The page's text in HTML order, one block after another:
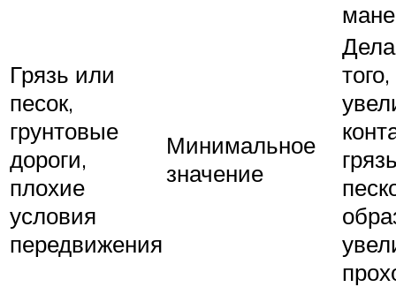
Грязь или
песок,
грунтовые
дороги,
плохие
условия
передвижения
Минимальное
значение